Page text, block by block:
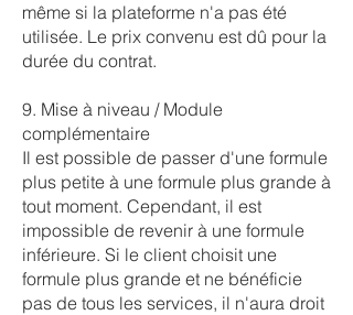
même si la plateforme n'a pas été
utilisée. Le prix convenu est dû pour la
durée du contrat.
9. Mise à niveau / Module
complémentaire
Il est possible de passer d'une formule
plus petite à une formule plus grande à
tout moment. Cependant, il est
impossible de revenir à une formule
inférieure. Si le client choisit une
formule plus grande et ne bénéficie
pas de tous les services, il n'aura droit